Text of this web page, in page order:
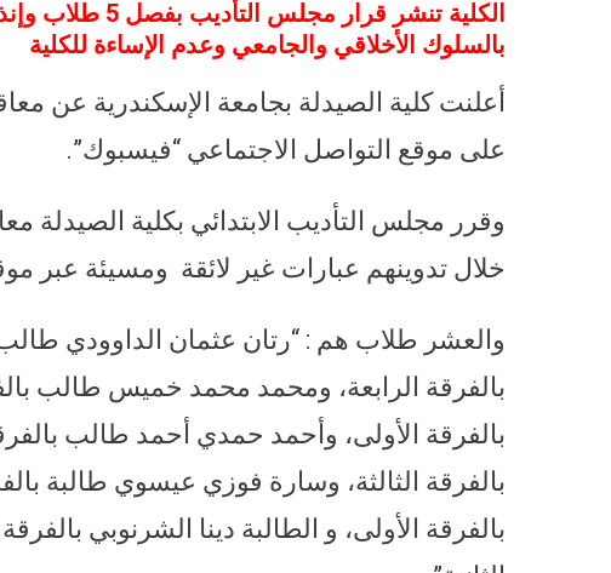
بالسلوك الأخلاقي والجامعي وعدم الإساءة للكلية
على موقع التواصل الاجتماعي “فيسبوك”.
وقرر مجلس التأديب الابتدائي بكلية الصيدلة
خلال تدوينهم عبارات غير لائقة ومسيئة عبر
والعشر طلاب هم : “رتان عثمان الداوودي
بالفرقة الرابعة، ومحمد محمد خميس طالب
بالفرقة الأولى، وأحمد حمدي أحمد طالب
بالفرقة الثالثة، وسارة فوزي عيسوي طالبة
بالفرقة الأولى، و الطالبة دينا الشرنوبي